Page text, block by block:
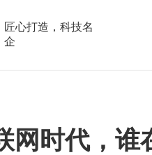
匠心打造，科技名
企
网时代，谁